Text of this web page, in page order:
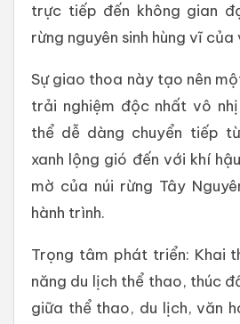
trực tiếp đến không gian
rừng nguyên sinh hùng vĩ
Sự giao thoa này tạo nên
trải nghiệm độc nhất vô
thể dễ dàng chuyển tiếp
xanh lộng gió đến với khí
mờ của núi rừng Tây
hành trình.
Trọng tâm phát triển: Khai
năng du lịch thể thao, thúc
giữa thể thao, du lịch, văn